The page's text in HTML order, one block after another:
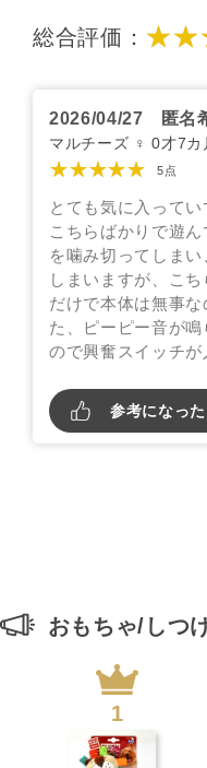
総合評価：
2026/04/27 匿名
マルチーズ ♀ 0才7カ
★★★★★ 5点
とても気に入ってい
こちらばかりで遊
を噛み切ってしま
しまいますが、こ
だけで本体は無事
た、ピーピー音が
ので興奮スイッチ
参考になった
おもちゃ/しつ